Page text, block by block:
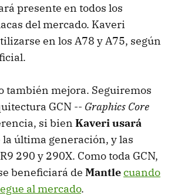
presente en todos los
del mercado. Kaveri
en los A78 y A75, según
también mejora. Seguiremos
GCN -- Graphics Core
si bien Kaveri usará
la última generación, y las
290 y 290X. Como toda GCN,
beneficiará de Mantlecuando
al mercado.